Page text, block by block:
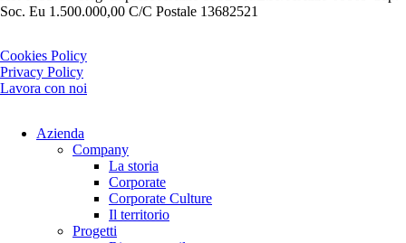
Soc. Eu 1.500.000,00 C/C Postale 13682521
Cookies Policy
Privacy Policy
Lavora con noi
Azienda
Company
La storia
Corporate
Corporate Culture
Il territorio
Progetti